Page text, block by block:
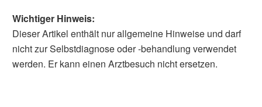
Wichtiger Hinweis:
Dieser Artikel enthält nur allgemeine Hinweise und darf
nicht zur Selbstdiagnose oder -behandlung verwendet
werden. Er kann einen Arztbesuch nicht ersetzen.